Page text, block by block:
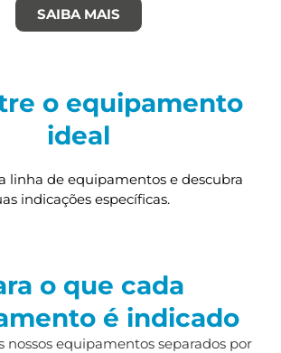
SAIBA MAIS
o equipamento
ideal
linha de equipamentos e descubra
indicações específicas.
o que cada
é indicado
nossos equipamentos separados por